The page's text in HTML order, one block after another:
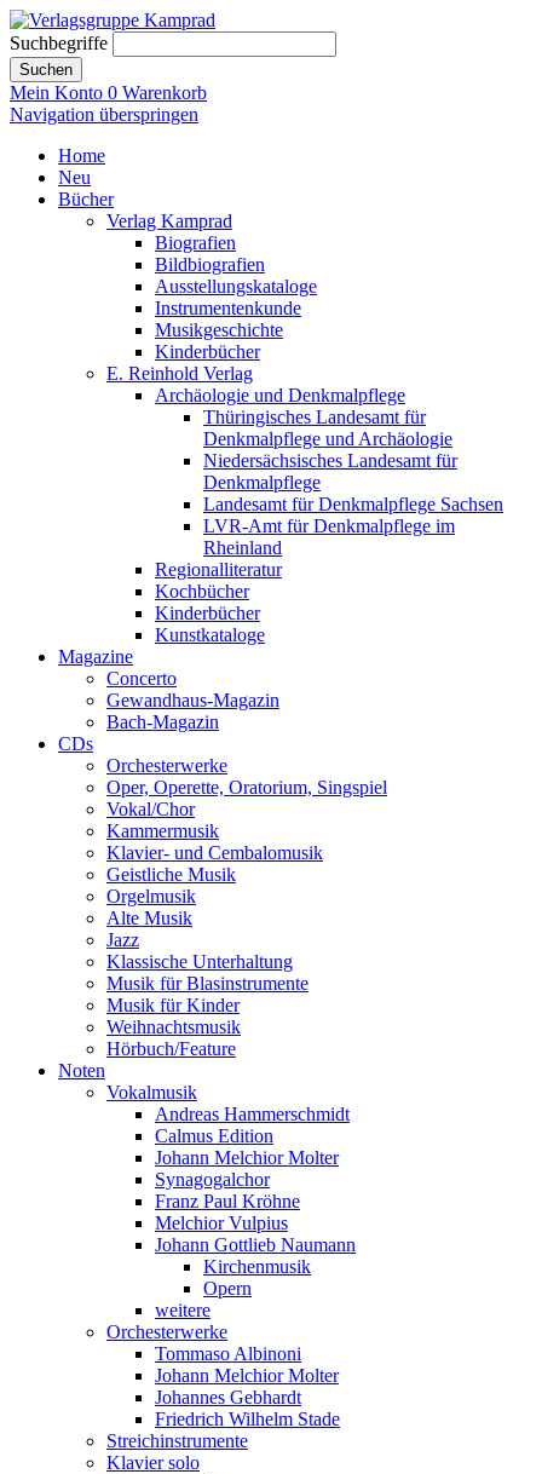
Suchbegriffe
Suchen
Mein Konto 0 Warenkorb
Navigation überspringen
Home
Neu
Bücher
Verlag Kamprad
Biografien
Bildbiografien
Ausstellungskataloge
Instrumentenkunde
Musikgeschichte
Kinderbücher
E. Reinhold Verlag
Archäologie und Denkmalpflege
Thüringisches Landesamt für
Denkmalpflege und Archäologie
Niedersächsisches Landesamt für
Denkmalpflege
Landesamt für Denkmalpflege Sachsen
LVR-Amt für Denkmalpflege im
Rheinland
Regionalliteratur
Kochbücher
Kinderbücher
Kunstkataloge
Magazine
Concerto
Gewandhaus-Magazin
Bach-Magazin
CDs
Orchesterwerke
Oper, Operette, Oratorium, Singspiel
Vokal/Chor
Kammermusik
Klavier- und Cembalomusik
Geistliche Musik
Orgelmusik
Alte Musik
Jazz
Klassische Unterhaltung
Musik für Blasinstrumente
Musik für Kinder
Weihnachtsmusik
Hörbuch/Feature
Noten
Vokalmusik
Andreas Hammerschmidt
Calmus Edition
Johann Melchior Molter
Synagogalchor
Franz Paul Kröhne
Melchior Vulpius
Johann Gottlieb Naumann
Kirchenmusik
Opern
weitere
Orchesterwerke
Tommaso Albinoni
Johann Melchior Molter
Johannes Gebhardt
Friedrich Wilhelm Stade
Streichinstrumente
Klavier solo